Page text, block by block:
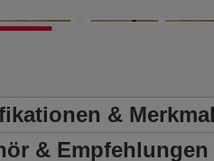
&
& Empfehlungen